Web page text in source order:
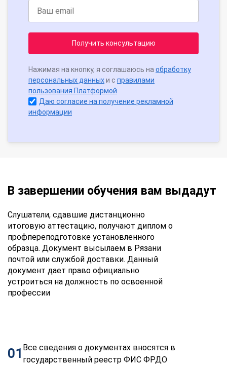
Получить консультацию
Нажимая на кнопку, я соглашаюсь на обработку
персональных данныхи с правилами
пользования Платформой
Даю согласие на получение рекламной
информации
В завершении обучения вам выдадут
Слушатели, сдавшие дистанционно
итоговую аттестацию, получают диплом о
профпереподготовке установленного
образца. Документ высылаем в Рязани
почтой или службой доставки. Данный
документ дает право официально
устроиться на должность по освоенной
профессии
01 Все сведения о документах вносятся в
государственный реестр ФИС ФРДО